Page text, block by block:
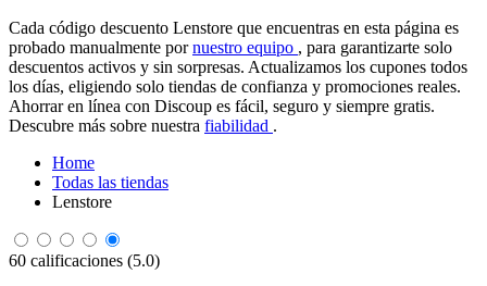
Cada código descuento Lenstore que encuentras en esta página es
probado manualmente pornuestro equipo , para garantizarte solo
descuentos activos y sin sorpresas. Actualizamos los cupones todos
los días, eligiendo solo tiendas de confianza y promociones reales.
Ahorrar en línea con Discoup es fácil, seguro y siempre gratis.
Descubre más sobre nuestra fiabilidad .
Home
Todas las tiendas
Lenstore
60 calificaciones (5.0)